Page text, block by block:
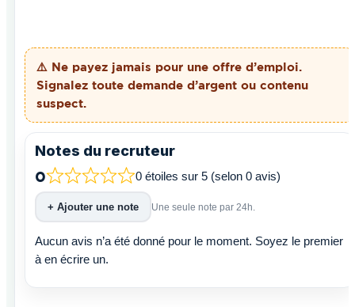
⚠️ Ne payez jamais pour une offre d’emploi.
Signalez toute demande d’argent ou contenu
suspect.
Notes du recruteur
0 0 étoiles sur 5 (selon 0 avis)
+ Ajouter une note Une seule note par 24h.
Aucun avis n’a été donné pour le moment. Soyez le premier
à en écrire un.